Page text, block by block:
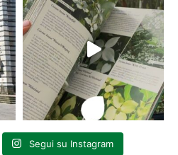
Segui su Instagram